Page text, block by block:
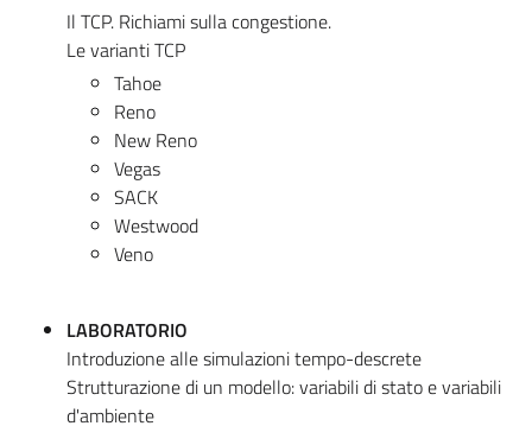
Il TCP. Richiami sulla congestione.
Le varianti TCP
Tahoe
Reno
New Reno
Vegas
SACK
Westwood
Veno
LABORATORIO
Introduzione alle simulazioni tempo-descrete
Strutturazione di un modello: variabili di stato e variabili
d'ambiente